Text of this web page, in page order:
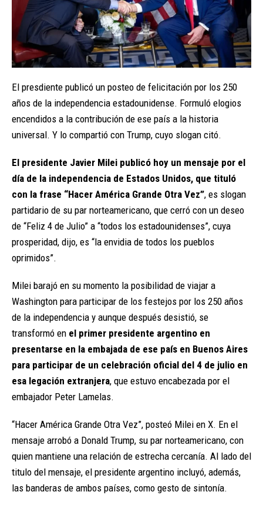
El presdiente publicó un posteo de felicitación por los 250
años de la independencia estadounidense. Formuló elogios
encendidos a la contribución de ese país a la historia
universal. Y lo compartió con Trump, cuyo slogan citó.
El presidente Javier Milei publicó hoy un mensaje por el
día de la independencia de Estados Unidos, que tituló
con la frase “Hacer América Grande Otra Vez”, es slogan
partidario de su par norteamericano, que cerró con un deseo
de “Feliz 4 de Julio” a “todos los estadounidenses”, cuya
prosperidad, dijo, es “la envidia de todos los pueblos
oprimidos”.
Milei barajó en su momento la posibilidad de viajar a
Washington para participar de los festejos por los 250 años
de la independencia y aunque después desistió, se
transformó en el primer presidente argentino en
presentarse en la embajada de ese país en Buenos Aires
para participar de un celebración oficial del 4 de julio en
esa legación extranjera, que estuvo encabezada por el
embajador Peter Lamelas.
“Hacer América Grande Otra Vez”, posteó Milei en X. En el
mensaje arrobó a Donald Trump, su par norteamericano, con
quien mantiene una relación de estrecha cercanía. Al lado del
titulo del mensaje, el presidente argentino incluyó, además,
las banderas de ambos países, como gesto de sintonía.